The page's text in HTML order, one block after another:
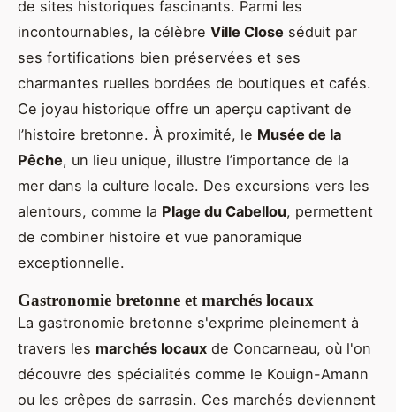
de sites historiques fascinants. Parmi les
incontournables, la célèbre Ville Close séduit par
ses fortifications bien préservées et ses
charmantes ruelles bordées de boutiques et cafés.
Ce joyau historique offre un aperçu captivant de
l’histoire bretonne. À proximité, le Musée de la
Pêche, un lieu unique, illustre l’importance de la
mer dans la culture locale. Des excursions vers les
alentours, comme la Plage du Cabellou, permettent
de combiner histoire et vue panoramique
exceptionnelle.
Gastronomie bretonne et marchés locaux
La gastronomie bretonne s'exprime pleinement à
travers les marchés locaux de Concarneau, où l'on
découvre des spécialités comme le Kouign-Amann
ou les crêpes de sarrasin. Ces marchés deviennent